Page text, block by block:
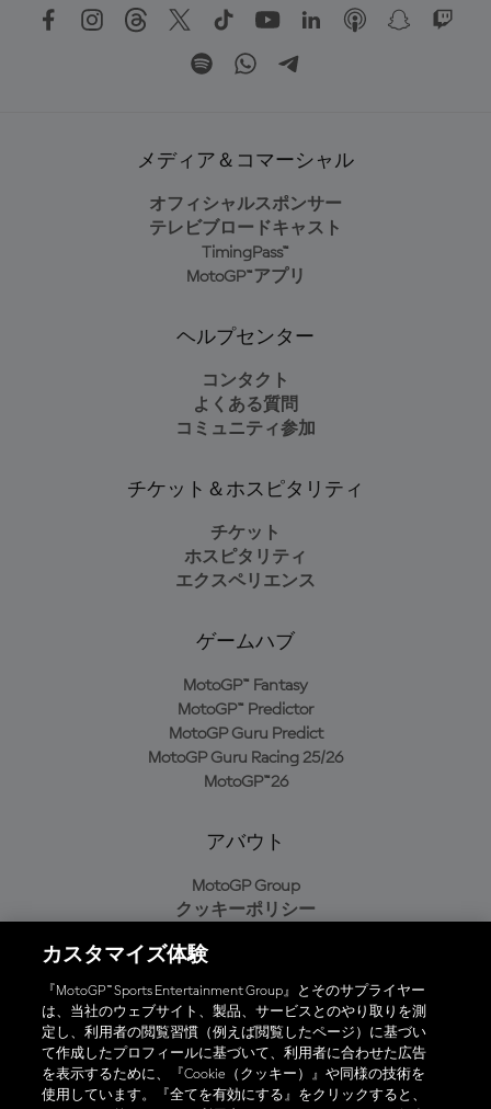
メディア＆コマーシャル
オフィシャルスポンサー
テレビブロードキャスト
TimingPass™
MotoGP™アプリ
ヘルプセンター
コンタクト
よくある質問
コミュニティ参加
チケット＆ホスピタリティ
チケット
ホスピタリティ
エクスペリエンス
ゲームハブ
MotoGP™ Fantasy
MotoGP™ Predictor
MotoGP Guru Predict
MotoGP Guru Racing 25/26
MotoGP™26
アバウト
MotoGP Group
クッキーポリシー
プライバシーポリシー
購入ポリシー
オフィシャルアプリ
カスタマイズ体験
『MotoGP™ Sports Entertainment Group』とそのサプライヤー
は、当社のウェブサイト、製品、サービスとのやり取りを測
定し、利用者の閲覧習慣（例えば閲覧したページ）に基づい
て作成したプロフィールに基づいて、利用者に合わせた広告
を表示するために、『Cookie（クッキー）』や同様の技術を
使用しています。『全てを有効にする』をクリックすると、